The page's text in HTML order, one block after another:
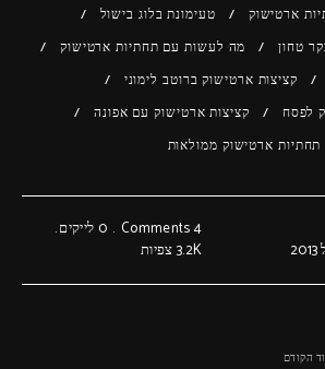
ארטישוק
טעימונת בלוג בישול
טחון
מה לעשות עם תחתיות ארטישוק
קציצות ארטישוק ברוטב לימוני
לפסח
קציצות ארטישוק עם אפונה
תחתיות ארטישוק ממולאות
4 Comments
0 לייקים
3.2Kצפיות
הקודם